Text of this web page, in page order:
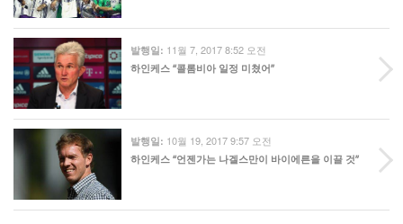
발행일: 11월 7, 2017 8:52 오전
하인케스 “콜롬비아 일정 미쳤어”
발행일: 10월 19, 2017 9:57 오전
하인케스 “언젠가는 나겔스만이 바이에른을 이끌 것”